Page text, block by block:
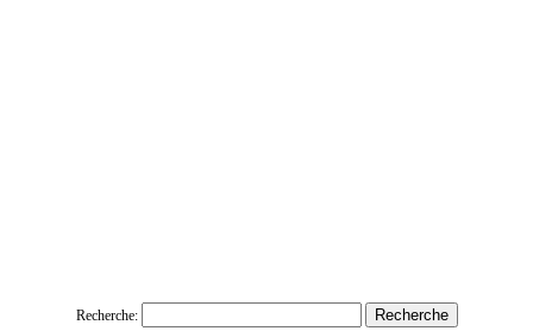
Recherche: